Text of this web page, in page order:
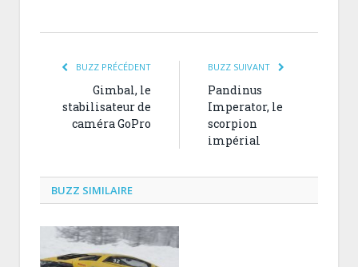
BUZZ PRÉCÉDENT
Gimbal, le
stabilisateur de
caméra GoPro
BUZZ SUIVANT
Pandinus
Imperator, le
scorpion
impérial
BUZZ SIMILAIRE